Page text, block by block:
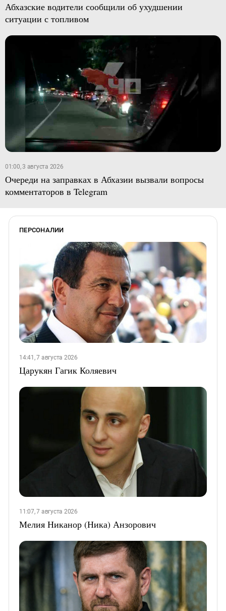
Абхазские водители сообщили об ухудшении
ситуации с топливом
01:00, 3 августа 2026
Очереди на заправках в Абхазии вызвали вопросы
комментаторов в Telegram
ПЕРСОНАЛИИ
14:41, 7 августа 2026
Царукян Гагик Коляевич
11:07, 7 августа 2026
Мелия Никанор (Ника) Анзорович